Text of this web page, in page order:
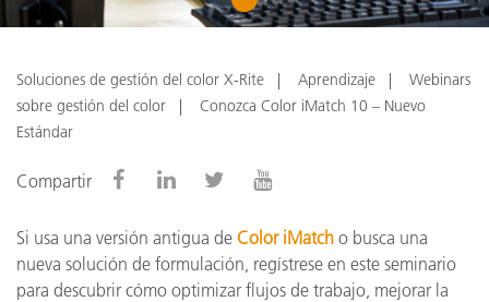
1
Soluciones de gestión del color X-Rite Aprendizaje
Webinars
sobre gestión del color
Conozca Color iMatch 10 – Nuevo
Estándar
Compartir
Si usa una versión antigua de Color iMatch o busca una
nueva solución de formulación, regístrese en este seminario
para descubrir cómo optimizar flujos de trabajo, mejorar la